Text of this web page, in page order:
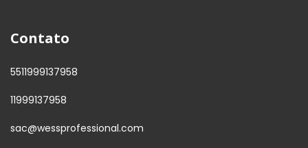
Contato
5511999137958
11999137958
sac@wessprofessional.com